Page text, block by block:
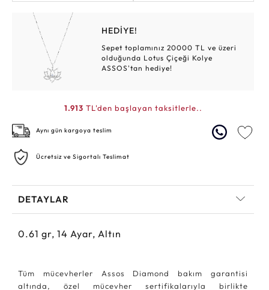
HEDİYE!
Sepet toplamınız 20000 TL ve üzeri
olduğunda Lotus Çiçeği Kolye
ASSOS'tan hediye!
1.913 TL'den başlayan taksitlerle..
Aynı gün kargoya teslim
Ücretsiz ve Sigortalı Teslimat
DETAYLAR
0.61 gr, 14 Ayar, Altın
Tüm mücevherler Assos Diamond bakım garantisi
altında, özel mücevher sertifikalarıyla birlikte